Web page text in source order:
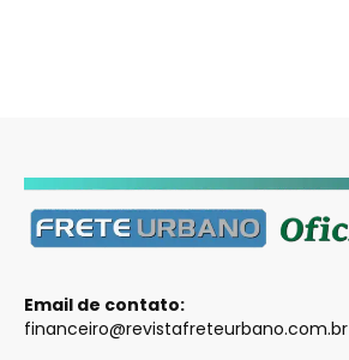
Email de contato:
financeiro@revistafreteurbano.com.br